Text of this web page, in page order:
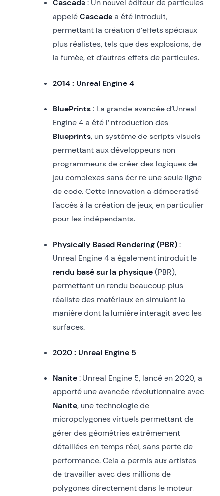
Cascade: Un nouvel éditeur de particules
appeléCascadea été introduit,
permettant la création d’effets spéciaux
plus réalistes, tels que des explosions, de
la fumée, et d’autres effets de particules.
2014 : Unreal Engine 4
BluePrints: La grande avancée d’Unreal
Engine 4 a été l’introduction des
Blueprints, un système de scripts visuels
permettant aux développeurs non
programmeurs de créer des logiques de
jeu complexes sans écrire une seule ligne
de code. Cette innovation a démocratisé
l’accès à la création de jeux, en particulier
pour les indépendants.
Physically Based Rendering (PBR):
Unreal Engine 4 a également introduit le
rendu basé sur la physique(PBR),
permettant un rendu beaucoup plus
réaliste des matériaux en simulant la
manière dont la lumière interagit avec les
surfaces.
2020 : Unreal Engine 5
Nanite: Unreal Engine 5, lancé en 2020, a
apporté une avancée révolutionnaire avec
Nanite, une technologie de
micropolygones virtuels permettant de
gérer des géométries extrêmement
détaillées en temps réel, sans perte de
performance. Cela a permis aux artistes
de travailler avec des millions de
polygones directement dans le moteur,